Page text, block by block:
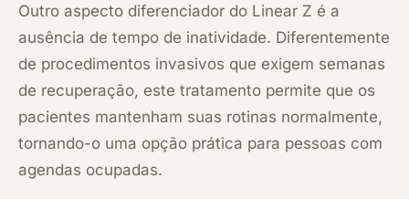
Outro aspecto diferenciador do Linear Z é a
ausência de tempo de inatividade. Diferentemente
de procedimentos invasivos que exigem semanas
de recuperação, este tratamento permite que os
pacientes mantenham suas rotinas normalmente,
tornando-o uma opção prática para pessoas com
agendas ocupadas.